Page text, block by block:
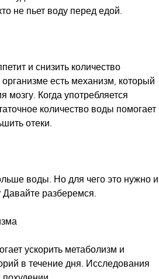
не пьет воду перед едой.
и снизить количество
есть механизм, который
Когда употребляется
количество воды помогает
отеки.
воды. Но для чего это нужно и
Давайте разберемся.
ускорить метаболизм и
в течение дня. Исследования